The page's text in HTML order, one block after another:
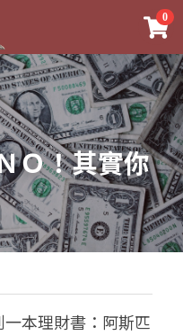
0
Ｏ！其實你
本理財書：阿斯匹
×
版